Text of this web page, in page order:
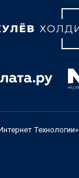
Технологии»